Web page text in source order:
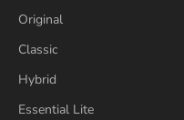
Original
Classic
Hybrid
Essential Lite